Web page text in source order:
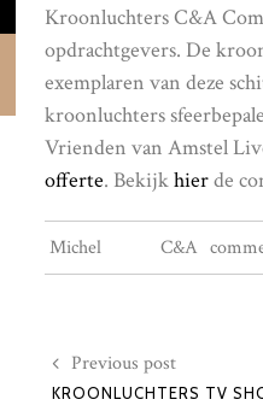
Kroonluchters C&A
opdrachtgevers. De
exemplaren van deze
kroonluchters
Vrienden van Amstel
offerte. Bekijkhierde
Michel C&A
Previous post
KROONLUCHTERS TV